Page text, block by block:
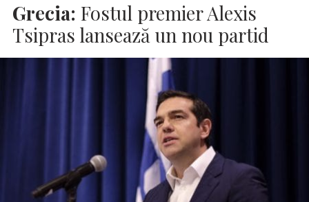
Grecia: Fostul premier Alexis
Tsipras lansează un nou partid